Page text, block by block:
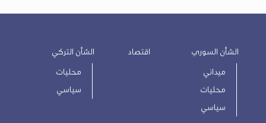
الشأن السوري
ميداني
محليات
سياسي
اقتصاد الشأن التركي
محليات
سياسي